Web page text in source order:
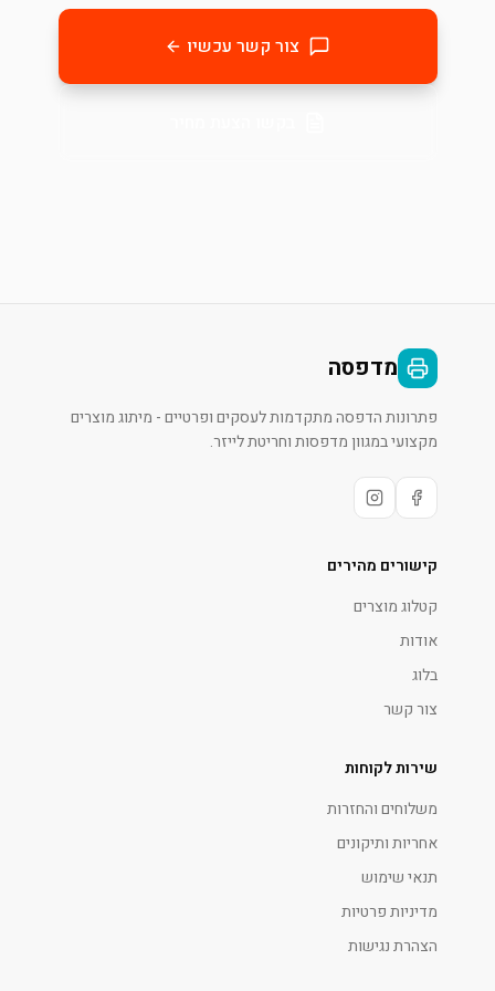
צור קשר עכשיו
מדפסה
פתרונות הדפסה מתקדמות לעסקים ופרטיים - מיתוג מוצרים
מקצועי במגוון מדפסות וחריטת לייזר.
קישורים מהירים
קטלוג מוצרים
אודות
בלוג
צור קשר
שירות לקוחות
משלוחים והחזרות
אחריות ותיקונים
תנאי שימוש
מדיניות פרטיות
הצהרת נגישות